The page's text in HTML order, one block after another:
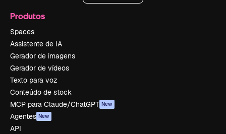
Produtos
Spaces
Assistente de IA
Gerador de imagens
Gerador de vídeos
Texto para voz
Conteúdo de stock
MCP para Claude/ChatGPT New
Agentes New
API